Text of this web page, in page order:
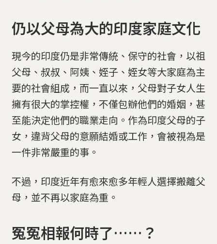
仍以父母為大的印度家庭文化
現今的印度仍是非常傳統、保守的社會，以祖
父母、叔叔、阿姨、姪子、姪女等大家庭為主
要的社會組成，而一直以來，父母對子女人生
擁有很大的掌控權，不僅包辦他們的婚姻，甚
至能決定他們的職業走向。作為印度父母的子
女，違背父母的意願結婚或工作，會被視為是
一件非常嚴重的事。
不過，印度近年有愈來愈多年輕人選擇搬離父
母，並不再以家庭為重。
冤冤相報何時了……？